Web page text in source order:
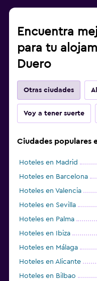
Encuentra
para tu
Duero
Otras ciudades
Voy a tener suerte
Ciudades populares
Hoteles en Madrid
Hoteles en Barcelona
Hoteles en Valencia
Hoteles en Sevilla
Hoteles en Palma
Hoteles en Ibiza
Hoteles en Málaga
Hoteles en Alicante
Hoteles en Bilbao